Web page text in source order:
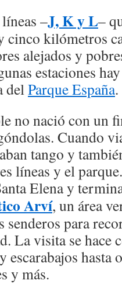
–J, K y L–
cinco kilómetros
alejados y
estaciones hay
delParque España.
no nació con un
Cuando
tango y
líneas y el
Elena y
Arví, un área
senderos para
La visita se hace
escarabajos hasta
y más.